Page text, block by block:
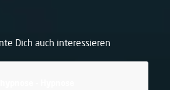
Dich auch interessieren